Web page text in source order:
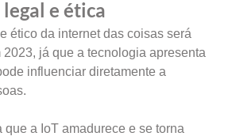
e ética
ético da internet das coisas será
já que a tecnologia apresenta
influenciar diretamente a
que a IoT amadurece e se torna